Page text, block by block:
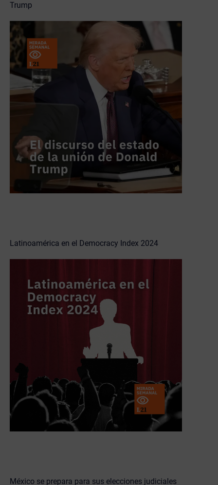
Trump
Latinoamérica en el Democracy Index 2024
México se prepara para sus elecciones judiciales